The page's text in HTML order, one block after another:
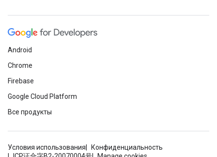
Android
Chrome
Firebase
Google Cloud Platform
Все продукты
Условия использования
Конфиденциальность